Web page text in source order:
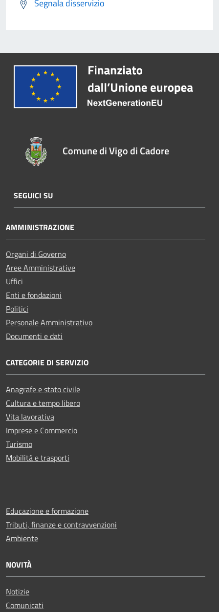
Segnala disservizio
Comune di Vigo di Cadore
SEGUICI SU
AMMINISTRAZIONE
Organi di Governo
Aree Amministrative
Uffici
Enti e fondazioni
Politici
Personale Amministrativo
Documenti e dati
CATEGORIE DI SERVIZIO
Anagrafe e stato civile
Cultura e tempo libero
Vita lavorativa
Imprese e Commercio
Turismo
Mobilità e trasporti
Educazione e formazione
Tributi, finanze e contravvenzioni
Ambiente
NOVITÀ
Notizie
Comunicati